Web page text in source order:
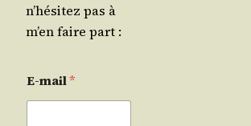
n’hésitez pas à
m’en faire part :
E-mail*